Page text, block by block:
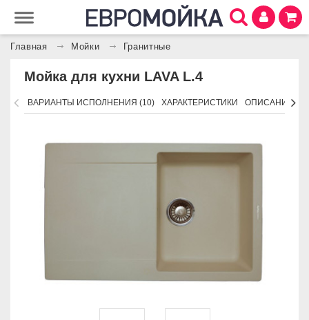
Главная Мойки Гранитные
Мойка для кухни LAVA L.4
ВАРИАНТЫ ИСПОЛНЕНИЯ (10) ХАРАКТЕРИСТИКИ ОПИСАНИЕ